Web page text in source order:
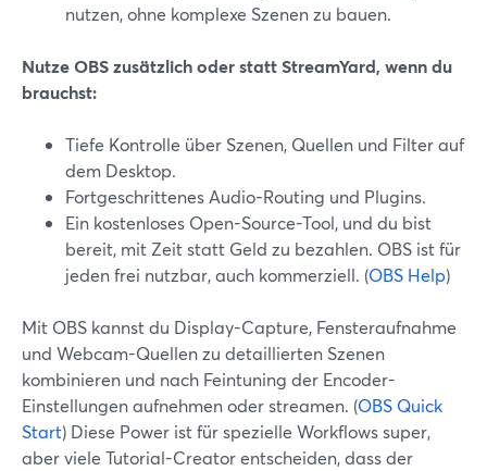
nutzen, ohne komplexe Szenen zu bauen.
Nutze OBS zusätzlich oder statt StreamYard, wenn du
brauchst:
Tiefe Kontrolle über Szenen, Quellen und Filter auf
dem Desktop.
Fortgeschrittenes Audio-Routing und Plugins.
Ein kostenloses Open-Source-Tool, und du bist
bereit, mit Zeit statt Geld zu bezahlen. OBS ist für
jeden frei nutzbar, auch kommerziell. (OBS Help)
Mit OBS kannst du Display-Capture, Fensteraufnahme
und Webcam-Quellen zu detaillierten Szenen
kombinieren und nach Feintuning der Encoder-
Einstellungen aufnehmen oder streamen. (OBS Quick
Start) Diese Power ist für spezielle Workflows super,
aber viele Tutorial-Creator entscheiden, dass der